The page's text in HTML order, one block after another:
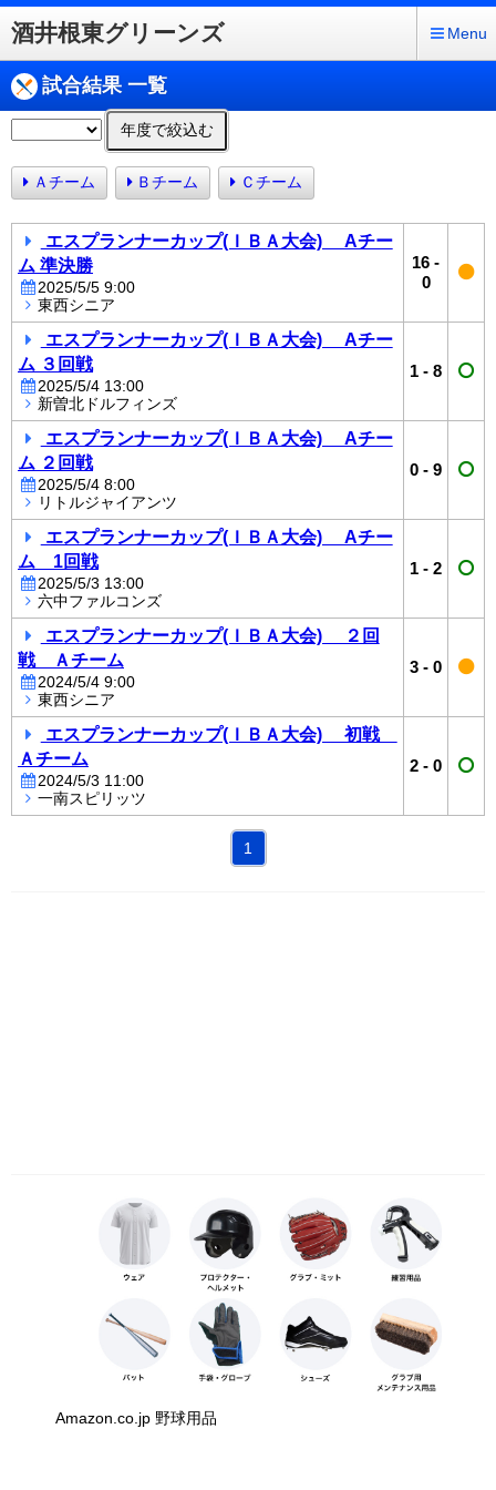
酒井根東グリーンズ Menu
試合結果 一覧
年度で絞込む
Ａチーム Ｂチーム Ｃチーム
エスプランナーカップ(ＩＢＡ大会) Aチー
ム 準決勝
2025/5/5 9:00
東西シニア
16 -
0
エスプランナーカップ(ＩＢＡ大会) Aチー
ム ３回戦
2025/5/4 13:00
新曽北ドルフィンズ
1 - 8
エスプランナーカップ(ＩＢＡ大会) Aチー
ム ２回戦
2025/5/4 8:00
リトルジャイアンツ
0 - 9
エスプランナーカップ(ＩＢＡ大会) Aチー
ム 1回戦
2025/5/3 13:00
六中ファルコンズ
1 - 2
エスプランナーカップ(ＩＢＡ大会) ２回
戦 Ａチーム
2024/5/4 9:00
東西シニア
3 - 0
エスプランナーカップ(ＩＢＡ大会) 初戦
Ａチーム
2024/5/3 11:00
一南スピリッツ
2 - 0
1
Amazon.co.jp 野球用品